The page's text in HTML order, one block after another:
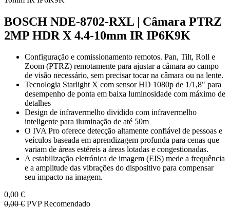
BOSCH NDE-8702-RXL | Câmara PTRZ
2MP HDR X 4.4-10mm IR IP6K9K
Configuração e comissionamento remotos. Pan, Tilt, Roll e
Zoom (PTRZ) remotamente para ajustar a câmara ao campo
de visão necessário, sem precisar tocar na câmara ou na lente.
Tecnologia Starlight X com sensor HD 1080p de 1/1,8" para
desempenho de ponta em baixa luminosidade com máximo de
detalhes
Design de infravermelho dividido com infravermelho
inteligente para iluminação de até 50m
O IVA Pro oferece detecção altamente confiável de pessoas e
veículos baseada em aprendizagem profunda para cenas que
variam de áreas estéreis a áreas lotadas e congestionadas.
A estabilização eletrónica de imagem (EIS) mede a frequência
e a amplitude das vibrações do dispositivo para compensar
seu impacto na imagem.
0,00 €
0,00€ PVP Recomendado